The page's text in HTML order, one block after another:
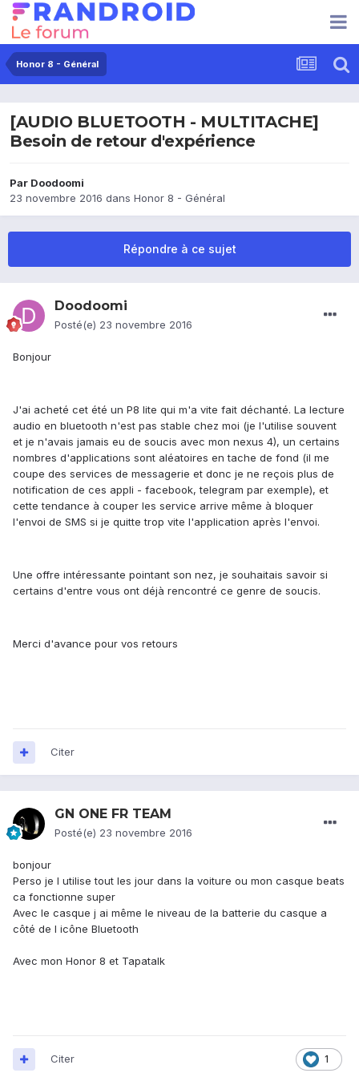
Honor 8 - Général
[AUDIO BLUETOOTH - MULTITACHE]
Besoin de retour d'expérience
Par Doodoomi
23 novembre 2016 dans Honor 8 - Général
Répondre à ce sujet
Doodoomi
Posté(e) 23 novembre 2016
Bonjour
J'ai acheté cet été un P8 lite qui m'a vite fait déchanté. La lecture
audio en bluetooth n'est pas stable chez moi (je l'utilise souvent
et je n'avais jamais eu de soucis avec mon nexus 4), un certains
nombres d'applications sont aléatoires en tache de fond (il me
coupe des services de messagerie et donc je ne reçois plus de
notification de ces appli - facebook, telegram par exemple), et
cette tendance à couper les service arrive même à bloquer
l'envoi de SMS si je quitte trop vite l'application après l'envoi.
Une offre intéressante pointant son nez, je souhaitais savoir si
certains d'entre vous ont déjà rencontré ce genre de soucis.
Merci d'avance pour vos retours
Citer
GN ONE FR TEAM
Posté(e) 23 novembre 2016
bonjour
Perso je l utilise tout les jour dans la voiture ou mon casque beats
ca fonctionne super
Avec le casque j ai même le niveau de la batterie du casque a
côté de l icône Bluetooth
Avec mon Honor 8 et Tapatalk
1
Citer